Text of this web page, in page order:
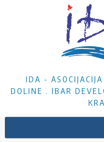
IDA -
DOLINE . IBAR